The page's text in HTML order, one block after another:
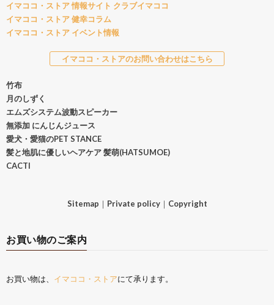
イマココ・ストア 情報サイト クラブイマココ
イマココ・ストア 健幸コラム
イマココ・ストア イベント情報
イマココ・ストアのお問い合わせはこちら
竹布
月のしずく
エムズシステム波動スピーカー
無添加 にんじんジュース
愛犬・愛猫のPET STANCE
髪と地肌に優しいヘアケア 髪萌(HATSUMOE)
CACTI
Sitemap ｜ Private policy｜ Copyright
お買い物のご案内
お買い物は、 イマココ・ストアにて承ります。